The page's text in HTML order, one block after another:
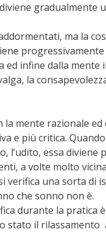
gradualmente
ma la
ed infine dalla mente
la
la mente razionale
e più critica.
l’udito, essa
a volte molto
verifica una sorta di
che sonno non è.
durante la
stato il rilassamento